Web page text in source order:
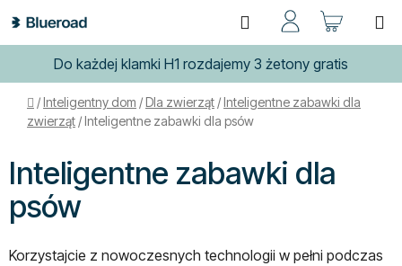
do
treści
Do każdej klamki H1 rozdajemy 3 żetony gratis
Szukaj
Home
/Inteligentny dom /Dla zwierząt /Inteligentne zabawki dla
zwierząt /Inteligentne zabawki dla psów
Inteligentne zabawki dla
psów
Korzystajcie z nowoczesnych technologii w pełni podczas